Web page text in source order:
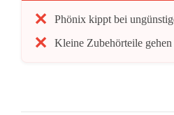
Phönix kippt bei
Kleine Zubehörteile